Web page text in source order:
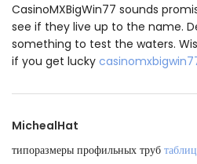
CasinoMXBigWin77 sounds
see if they live up to the name.
something to test the waters.
if you get lucky
MichealHat
типоразмеры профильных труб